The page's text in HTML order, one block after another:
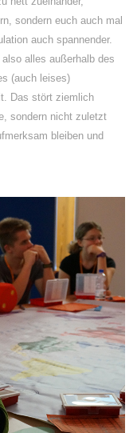
sondern euch auch mal
auch spannender.
alles außerhalb des
(auch leises)
Das stört ziemlich
sondern nicht zuletzt
bleiben und